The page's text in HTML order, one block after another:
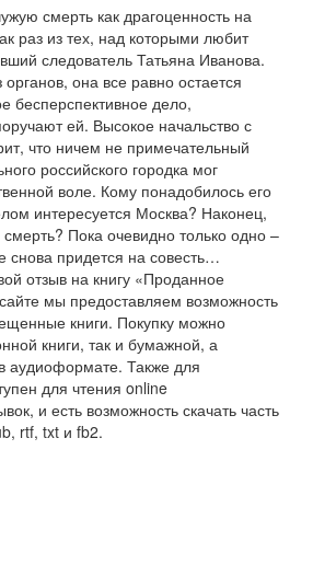
смерть как драгоценность на
раз из тех, над которыми любит
следователь Татьяна Иванова.
она все равно остается
бесперспективное дело,
ей. Высокое начальство с
что ничем не примечательный
российского городка мог
воле. Кому понадобилось его
интересуется Москва? Наконец,
смерть? Пока очевидно только одно –
снова придется на совесть…
отзыв на книгу «Проданное
мы предоставляем возможность
книги. Покупку можно
книги, так и бумажной, а
аудиоформате. Также для
для чтения online
и есть возможность скачать часть
rtf, txt и fb2.